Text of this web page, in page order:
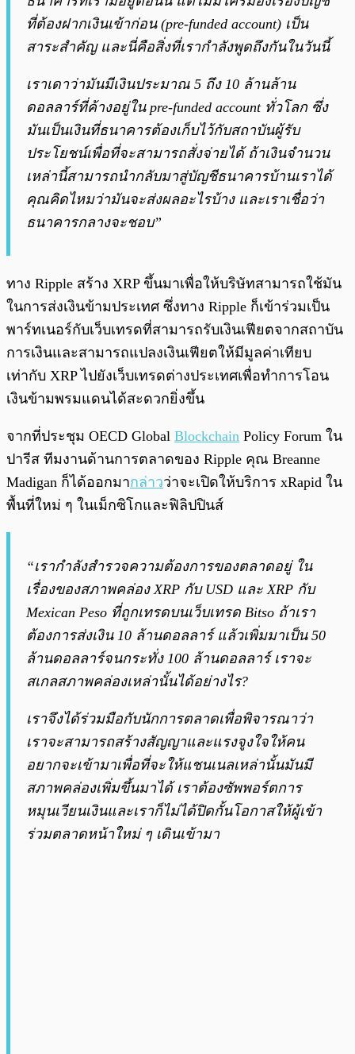
ที่ต้องฝากเงินเข้าก่อน (pre-funded account) เป็น
สาระสำคัญ และนี่คือสิ่งที่เรากำลังพูดถึงกันในวันนี้
เราเดาว่ามันมีเงินประมาณ 5 ถึง 10 ล้านล้าน
ดอลลาร์ที่ค้างอยู่ใน pre-funded account ทั่วโลก ซึ่ง
มันเป็นเงินที่ธนาคารต้องเก็บไว้กับสถาบันผู้รับ
ประโยชน์เพื่อที่จะสามารถสั่งจ่ายได้ ถ้าเงินจำนวน
เหล่านี้สามารถนำกลับมาสู่บัญชีธนาคารบ้านเราได้
คุณคิดไหมว่ามันจะส่งผลอะไรบ้าง และเราเชื่อว่า
ธนาคารกลางจะชอบ”
ทาง Ripple สร้าง XRP ขึ้นมาเพื่อให้บริษัทสามารถใช้มัน
ในการส่งเงินข้ามประเทศ ซึ่งทาง Ripple ก็เข้าร่วมเป็น
พาร์ทเนอร์กับเว็บเทรดที่สามารถรับเงินเฟียตจากสถาบัน
การเงินและสามารถแปลงเงินเฟียตให้มีมูลค่าเทียบ
เท่ากับ XRP ไปยังเว็บเทรดต่างประเทศเพื่อทำการโอน
เงินข้ามพรมแดนได้สะดวกยิ่งขึ้น
จากที่ประชุม OECD Global Blockchain Policy Forum ใน
ปารีส ทีมงานด้านการตลาดของ Ripple คุณ Breanne
Madigan ก็ได้ออกมากล่าวว่าจะเปิดให้บริการ xRapid ใน
พื้นที่ใหม่ ๆ ในเม็กซิโกและฟิลิปปินส์
“เรากำลังสำรวจความต้องการของตลาดอยู่ ใน
เรื่องของสภาพคล่อง XRP กับ USD และ XRP กับ
Mexican Peso ที่ถูกเทรดบนเว็บเทรด Bitso ถ้าเรา
ต้องการส่งเงิน 10 ล้านดอลลาร์ แล้วเพิ่มมาเป็น 50
ล้านดอลลาร์จนกระทั่ง 100 ล้านดอลลาร์ เราจะ
สเกลสภาพคล่องเหล่านั้นได้อย่างไร?
เราจึงได้ร่วมมือกับนักการตลาดเพื่อพิจารณาว่า
เราจะสามารถสร้างสัญญาและแรงจูงใจให้คน
อยากจะเข้ามาเพื่อที่จะให้แชนเนลเหล่านั้นมันมี
สภาพคล่องเพิ่มขึ้นมาได้ เราต้องซัพพอร์ตการ
หมุนเวียนเงินและเราก็ไม่ได้ปิดกั้นโอกาสให้ผู้เข้า
ร่วมตลาดหน้าใหม่ ๆ เดินเข้ามา